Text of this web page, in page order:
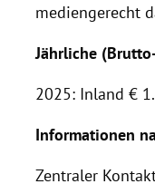
mediengerecht
Jährliche
2025: Inland €
Informationen
Zentraler